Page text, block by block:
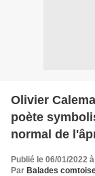
Olivier
poète
normal de
Publié le 06/01/2022
Par Balades